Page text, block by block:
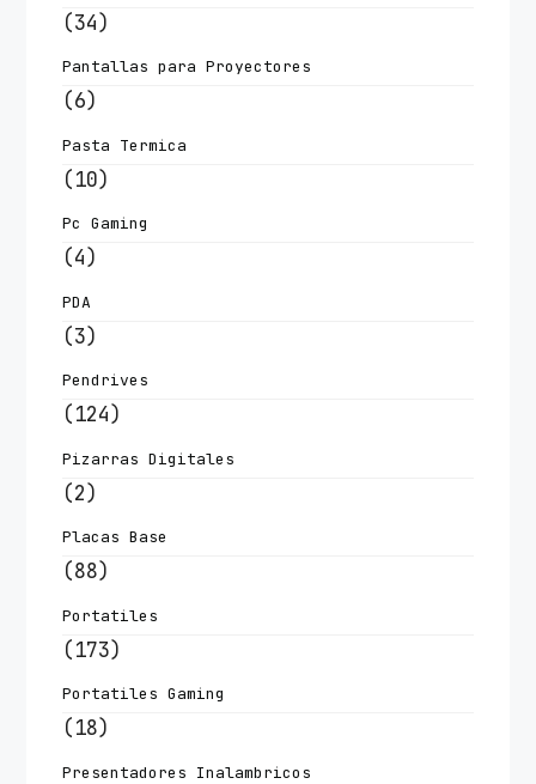
(34)
Pantallas para Proyectores
(6)
Pasta Termica
(10)
Pc Gaming
(4)
PDA
(3)
Pendrives
(124)
Pizarras Digitales
(2)
Placas Base
(88)
Portatiles
(173)
Portatiles Gaming
(18)
Presentadores Inalambricos